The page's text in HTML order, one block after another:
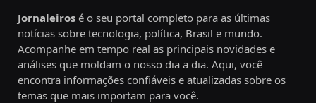
Jornaleiros é o seu portal completo para as últimas
notícias sobre tecnologia, política, Brasil e mundo.
Acompanhe em tempo real as principais novidades e
análises que moldam o nosso dia a dia. Aqui, você
encontra informações confiáveis e atualizadas sobre os
temas que mais importam para você.